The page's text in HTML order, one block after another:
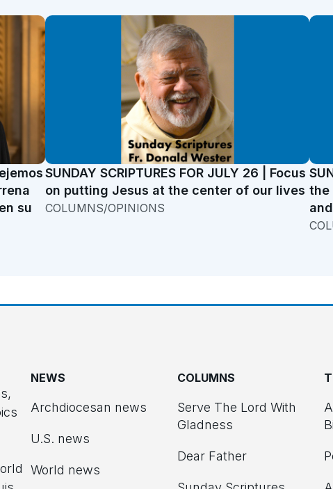
su
SUNDAY SCRIPTURES FOR JULY 26 | Focus
on putting Jesus at the center of our lives
COLUMNS/OPINIONS
the
NEWS
Archdiocesan news
U.S. news
World news
COLUMNS
Serve The Lord With
Gladness
Dear Father